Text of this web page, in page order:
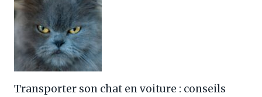
Transporter son chat en voiture : conseils